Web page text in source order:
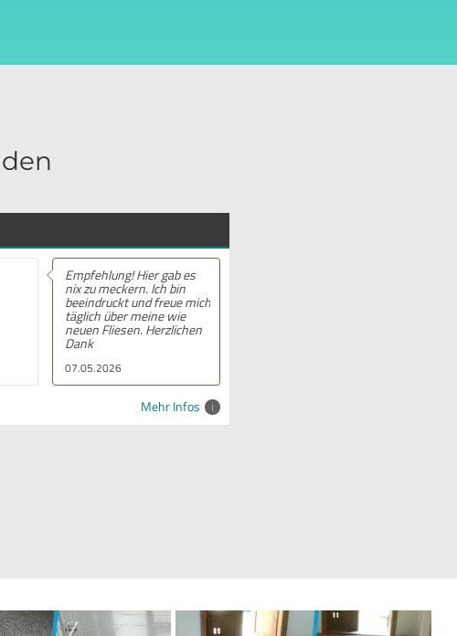
07.05.2026
Empfehlung! Hier gab es
nix zu meckern. Ich bin
beeindruckt und freue mich
täglich über meine wie
neuen Fliesen. Herzlichen
Dank
Mehr Infos